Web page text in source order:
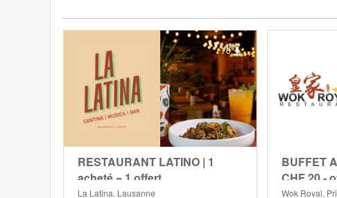
70
RESTAURANT LATINO | 1
acheté = 1 offert
La Latina, Lausanne
BUFFET
CHF 20.-
Wok Royal,